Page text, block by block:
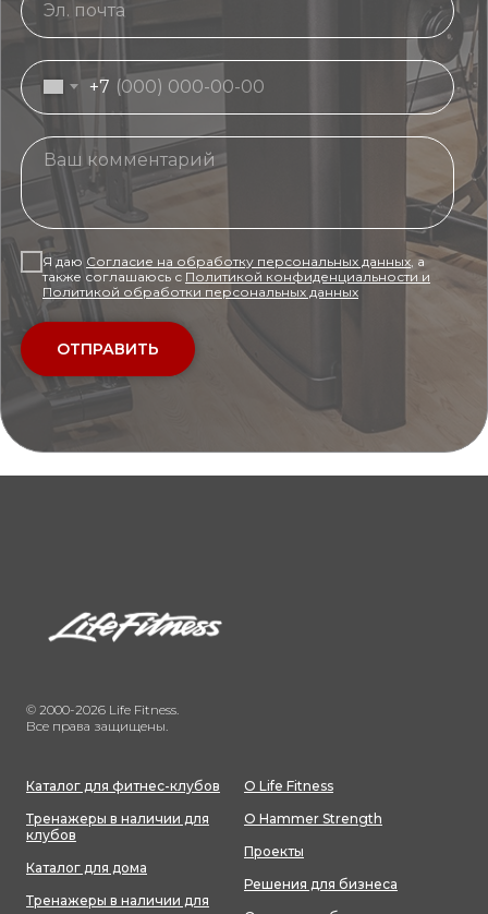
+7
Я даю Согласие на обработку персональных данных , а
также соглашаюсь с Политикой конфиденциальности и
Политикой обработки персональных данных
ОТПРАВИТЬ
© 2000-2026 Life Fitness.
Все права защищены.
Каталог для фитнес-клубов
Тренажеры в наличии для
клубов
Каталог для дома
Тренажеры в наличии для
О Life Fitness
О Hammer Strength
Проекты
Решения для бизнеса